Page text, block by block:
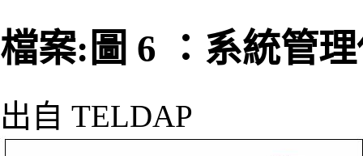
檔案:圖 6 ：系統管
出自 TELDAP